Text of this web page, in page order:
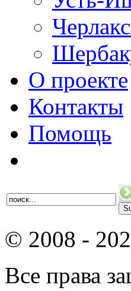
О проекте
Контакты
Помощь
© 2008 -
Все права